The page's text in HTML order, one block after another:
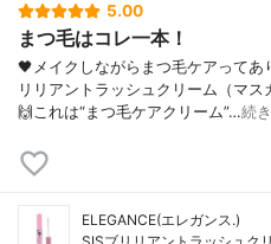
5.00
まつ毛はコレ一本！
🖤メイクしながらまつ毛ケアって
リリアントラッシュクリーム（マ
🙌これは“まつ毛ケアクリーム”…続
ELEGANCE(エレガンス.)